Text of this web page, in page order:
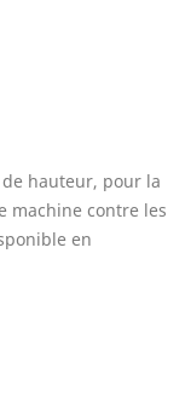
hauteur, pour la
machine contre les
en